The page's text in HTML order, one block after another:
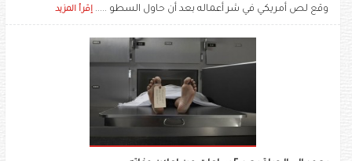
وقع لص أمريكي في شر أعماله بعد أن حاول السطو ..... إقرأ المزيد